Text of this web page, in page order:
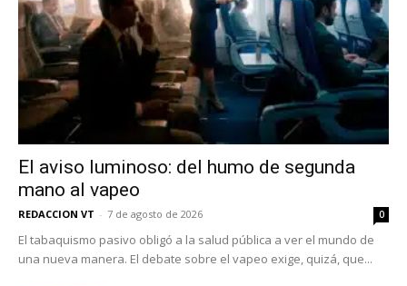
El aviso luminoso: del humo de segunda
mano al vapeo
REDACCION VT - 7 de agosto de 2026 0
El tabaquismo pasivo obligó a la salud pública a ver el mundo de
una nueva manera. El debate sobre el vapeo exige, quizá, que...